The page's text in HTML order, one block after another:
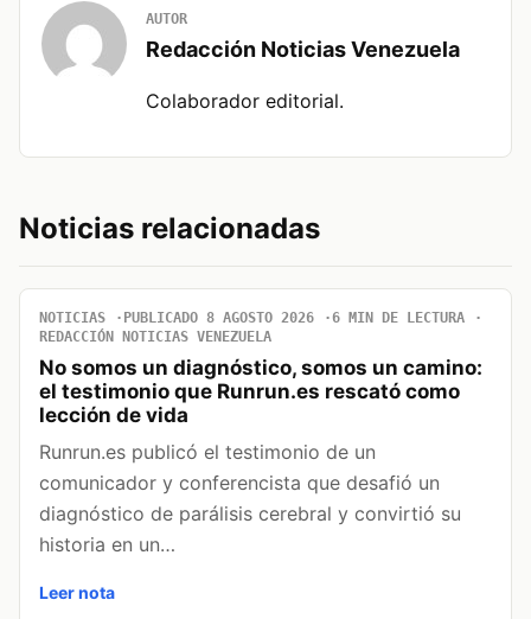
AUTOR
Redacción Noticias Venezuela
Colaborador editorial.
Noticias relacionadas
NOTICIAS PUBLICADO 8 AGOSTO 2026
6 MIN DE LECTURA
REDACCIÓN NOTICIAS VENEZUELA
No somos un diagnóstico, somos un camino:
el testimonio que Runrun.es rescató como
lección de vida
Runrun.es publicó el testimonio de un
comunicador y conferencista que desafió un
diagnóstico de parálisis cerebral y convirtió su
historia en un…
Leer nota